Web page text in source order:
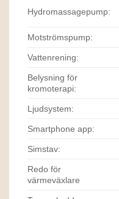
Hydromassagepump:
Motströmspump:
Vattenrening:
Belysning för
kromoterapi:
Ljudsystem:
Smartphone app:
Simstav:
Redo för
värmeväxlare